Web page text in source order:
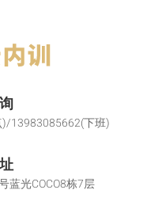
13983085662(下班)
蓝光COCO8栋7层